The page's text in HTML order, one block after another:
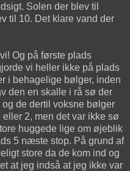
Solen der blev til
til 10. Det klare vand der
Og på første plads
vi heller ikke på plads
i behagelige bølger, inden
den en skalle i rå sø der
de dertil voksne bølger
2, men det var ikke sø
huggede lige om øjeblik
5 næste stop. På grund af
store da de kom ind og
at jeg indså at jeg ikke var